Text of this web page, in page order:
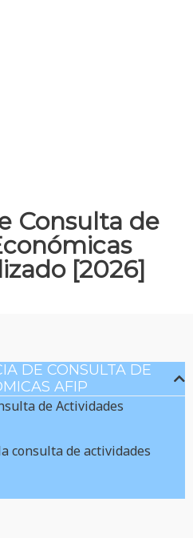
Consulta de
[2026]
DE CONSULTA DE
AFIP
de Actividades
consulta de actividades